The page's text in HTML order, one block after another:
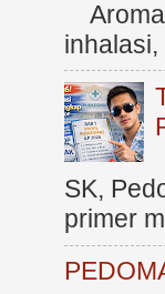
SK,
primer